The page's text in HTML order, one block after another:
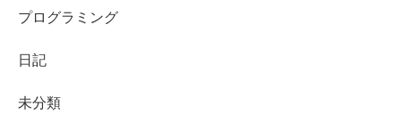
プログラミング
日記
未分類